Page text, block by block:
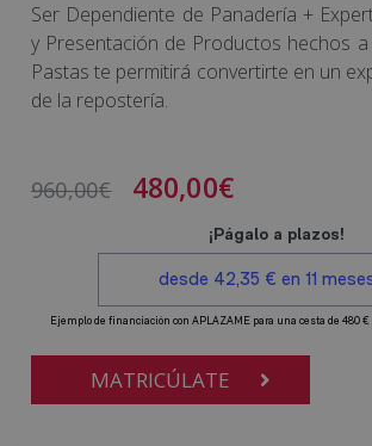
5 en base
avaloración
de un
cliente
Ser Dependiente de Panadería +
y Presentación de Productos hechos
Pastas te permitirá convertirte en un
de la repostería.
960,00€ 480,00€
MATRICÚLATE